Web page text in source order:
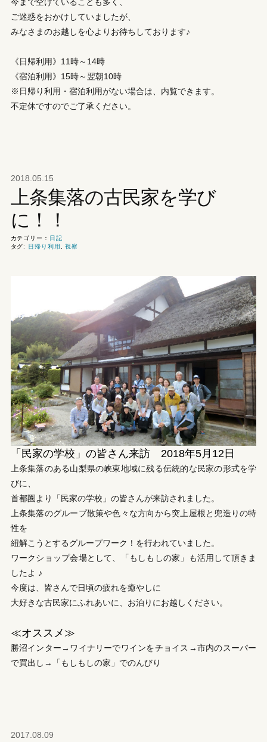
今まで空けていることも多く、
ご迷惑をおかけしていましたが、
みなさまのお越しを心よりお待ちしております♪
《日帰利用》11時～14時
《宿泊利用》15時～翌朝10時
※日帰り利用・宿泊利用がない場合は、内覧できます。
不定休ですのでご了承ください。
2018.05.15
上条集落の古民家を学び
に！！
カテゴリー： 日記
タグ: 日帰り利用 ,視察
「民家の学校」の皆さん来訪 2018年5月12日
上条集落のある山梨県の峡東地域に残る伝統的な民家の形式を学
びに、
首都圏より「民家の学校」の皆さんが来訪されました。
上条集落のグループ散策や色々な方向から突上屋根と兜造りの特
性を
紐解こうとするグループワーク！を行われていました。
ワークショップ会場として、「もしもしの家」も活用して頂きま
したよ ♪
今度は、皆さんで日頃の疲れを癒やしに
大好きな古民家にふれあいに、お泊りにお越しください。
≪オススメ≫
勝沼インター→ワイナリーでワインをチョイス→市内のスーパー
で買出し→「もしもしの家」でのんびり
2017.08.09